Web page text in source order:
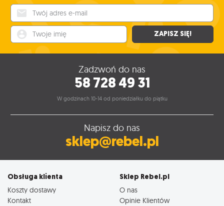
ZAPISZ SIĘ!
Zadzwoń do nas
58 728 49 31
W godzinach 10-14 od poniedziałku do piątku
Napisz do nas
sklep@rebel.pl
Obsługa klienta
Koszty dostawy
Kontakt
Sklep Rebel.pl
O nas
Opinie Klientów